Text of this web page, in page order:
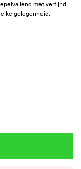
met verfijnd
gelegenheid.